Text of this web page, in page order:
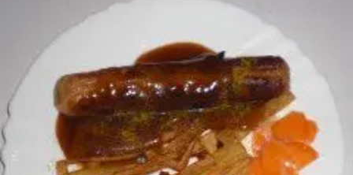
Mandala für Kinder